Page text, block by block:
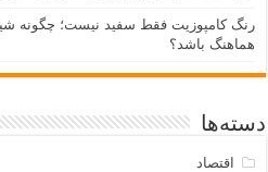
رنگ کامپوزیت فقط سفید نیست؛ چگونه
هماهنگ باشد؟
دسته‌ها
اقتصاد